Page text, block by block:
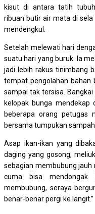
kisut di antara tatih
ribuan butir air mata di
mendengkul.
Setelah melewati hari
suatu hari yang buruk. Ia
jadi lebih rakus tinimbang
tempat pengolahan bahan
sampai tak tersisa.
kelopak bunga mendekap
beberapa orang petugas
bersama tumpukan sampah.
Asap ikan-ikan yang
daging yang gosong,
sebagian membubung jauh
cuma bisa mendongak
membubung, seraya
benar-benar pergi ke langit.”